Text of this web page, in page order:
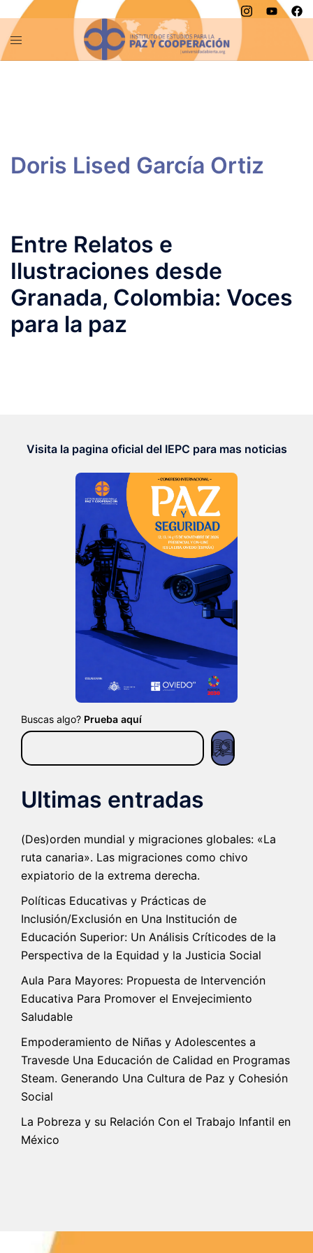
Saltar
contenido
Entre Relatos e
Ilustraciones desde
Granada, Colombia: Voces
para la paz
Visita la pagina oficial del IEPC para mas noticias
Buscas algo? Prueba aquí
Ultimas entradas
(Des)orden mundial y migraciones globales: «La
ruta canaria». Las migraciones como chivo
expiatorio de la extrema derecha.
Políticas Educativas y Prácticas de
Inclusión/Exclusión en Una Institución de
Educación Superior: Un Análisis Críticodes de la
Perspectiva de la Equidad y la Justicia Social
Aula Para Mayores: Propuesta de Intervención
Educativa Para Promover el Envejecimiento
Saludable
Empoderamiento de Niñas y Adolescentes a
Travesde Una Educación de Calidad en Programas
Steam. Generando Una Cultura de Paz y Cohesión
Social
La Pobreza y su Relación Con el Trabajo Infantil en
México